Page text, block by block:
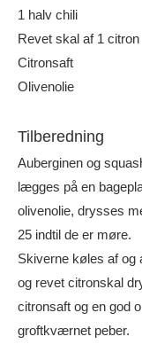
1 halv chili
Revet skal af 1 citron
Citronsaft
Olivenolie
Tilberedning
Auberginen og
lægges på en
olivenolie, drysses
25 indtil de er møre.
Skiverne køles af og
og revet citronskal
citronsaft og en god
groftkværnet peber.